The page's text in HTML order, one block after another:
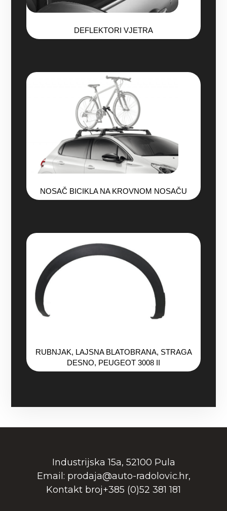
DEFLEKTORI VJETRA
NOSAČ BICIKLA NA KROVNOM NOSAČU
RUBNJAK, LAJSNA BLATOBRANA, STRAGA
DESNO, PEUGEOT 3008 II
Industrijska 15a, 52100 Pula
Email: prodaja@auto-radolovic.hr,
Kontakt broj+385 (0)52 381 181